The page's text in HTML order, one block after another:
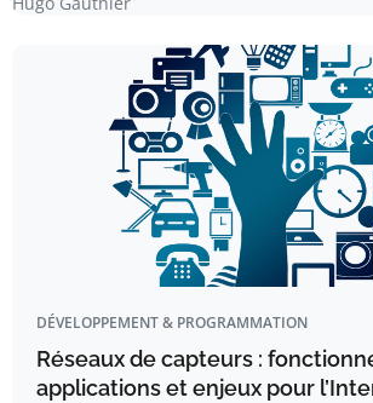
DÉVELOPPEMENT & PROGRAMMATION
Réseaux de capteurs :
applications et enjeux pour